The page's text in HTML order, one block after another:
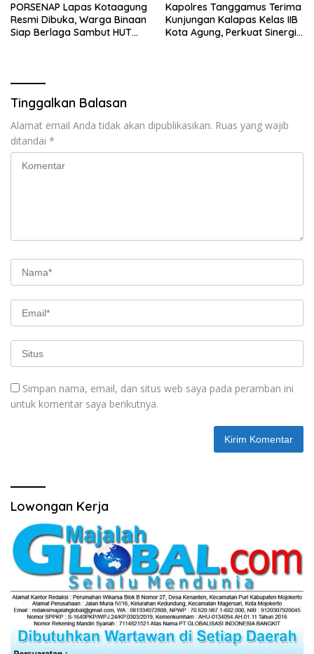
PORSENAP Lapas Kotaagung
Resmi Dibuka, Warga Binaan
Siap Berlaga Sambut HUT
Kapolres Tanggamus Terima
Kunjungan Kalapas Kelas IIB
Kota Agung, Perkuat Sinergi
Tinggalkan Balasan
Alamat email Anda tidak akan dipublikasikan. Ruas yang wajib
ditandai *
Simpan nama, email, dan situs web saya pada peramban ini
untuk komentar saya berikutnya.
Lowongan Kerja